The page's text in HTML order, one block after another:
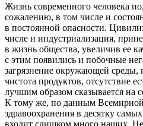
Жизнь современного человека
сожалению, в том числе и
в постоянной опасности.
числе и индустриализация,
в жизнь общества, увеличив ее
с этим появились и побочные
загрязнение окружающей среды,
чистота продуктов, отсутствие
лучшим образом сказывается на
К тому же, по данным
здравоохранения в десятку
входит слишком много наших.